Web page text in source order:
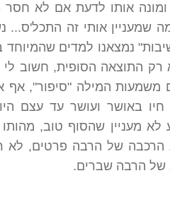
אותו לדעת אם לא
שמעניין אותי זה התכל'ס...
נמצאנו למדים
התוצאה הסופית, חשוב לי
משמעות המילה "סיפור", אף
באושר ועושר עד עצם
מעניין שהסוף טוב,
הרכבה של הרבה פרטים, לא
של הרבה שברים.